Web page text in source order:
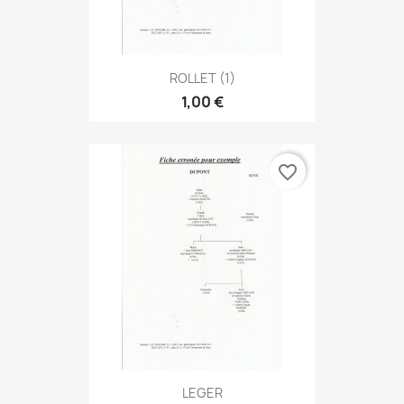
ROLLET (1)
1,00 €
LEGER
favorite_border